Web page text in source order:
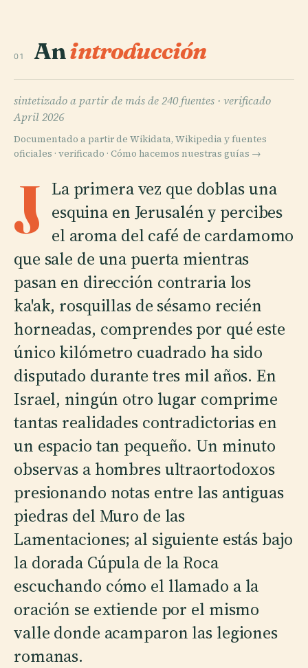
01 Anintroducción
sintetizado a partir de más de 240 fuentes · verificado
April 2026
Documentado a partir de Wikidata, Wikipedia y fuentes
oficiales · verificado · Cómo hacemos nuestras guías →
J La primera vez que doblas una
esquina en Jerusalén y percibes
el aroma del café de cardamomo
que sale de una puerta mientras
pasan en dirección contraria los
ka'ak, rosquillas de sésamo recién
horneadas, comprendes por qué este
único kilómetro cuadrado ha sido
disputado durante tres mil años. En
Israel, ningún otro lugar comprime
tantas realidades contradictorias en
un espacio tan pequeño. Un minuto
observas a hombres ultraortodoxos
presionando notas entre las antiguas
piedras del Muro de las
Lamentaciones; al siguiente estás bajo
la dorada Cúpula de la Roca
escuchando cómo el llamado a la
oración se extiende por el mismo
valle donde acamparon las legiones
romanas.